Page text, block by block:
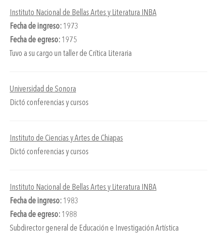
Instituto Nacional de Bellas Artes y Literatura INBA
Fecha de ingreso: 1973
Fecha de egreso: 1975
Tuvo a su cargo un taller de Crítica Literaria
Universidad de Sonora
Dictó conferencias y cursos
Instituto de Ciencias y Artes de Chiapas
Dictó conferencias y cursos
Instituto Nacional de Bellas Artes y Literatura INBA
Fecha de ingreso: 1983
Fecha de egreso: 1988
Subdirector general de Educación e Investigación Artística